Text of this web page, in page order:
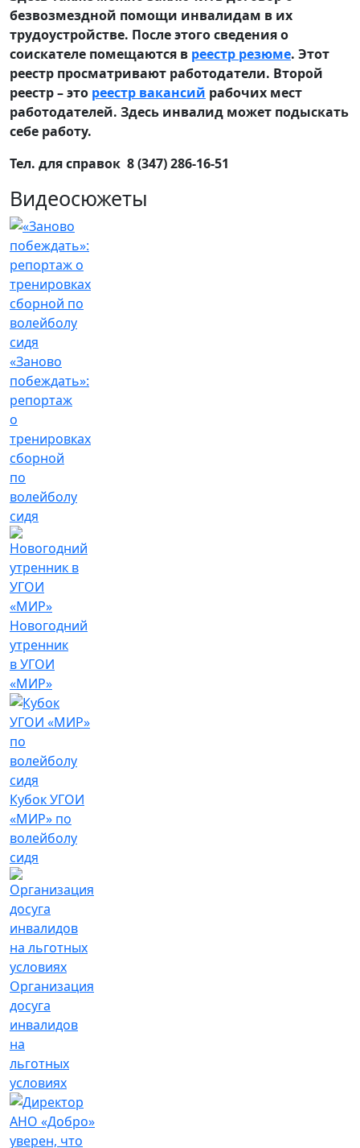
безвозмездной помощи инвалидам в их
трудоустройстве. После этого сведения о
соискателе помещаются в реестр резюме. Этот
реестр просматривают работодатели. Второй
реестр – это реестр вакансий рабочих мест
работодателей. Здесь инвалид может подыскать
себе работу.
Тел. для справок 8 (347) 286-16-51
Видеосюжеты
«Заново
побеждать»:
репортаж
о
тренировках
сборной
по
волейболу
сидя
Новогодний
утренник
в УГОИ
«МИР»
Кубок УГОИ
«МИР» по
волейболу
сидя
Организация
досуга
инвалидов
на
льготных
условиях